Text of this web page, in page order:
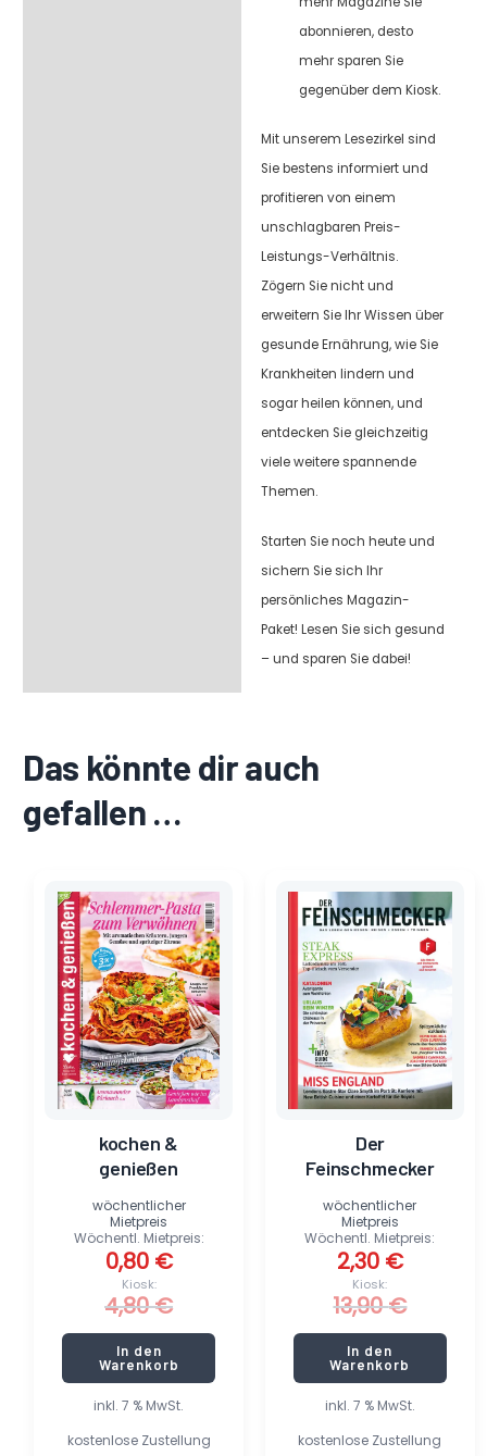
abonnieren, desto
mehr sparen Sie
gegenüber dem Kiosk.
Mit unserem Lesezirkel sind
Sie bestens informiert und
profitieren von einem
unschlagbaren Preis-
Leistungs-Verhältnis.
Zögern Sie nicht und
erweitern Sie Ihr Wissen über
gesunde Ernährung, wie Sie
Krankheiten lindern und
sogar heilen können, und
entdecken Sie gleichzeitig
viele weitere spannende
Themen.
Starten Sie noch heute und
sichern Sie sich Ihr
persönliches Magazin-
Paket! Lesen Sie sich gesund
– und sparen Sie dabei!
Das könnte dir auch
gefallen …
inkl. 7 % MwSt.
kostenlose Zustellung
kochen &
genießen
Kiosk:
4,80€
Preis
war:
4,80 €
Wöchentl. Mietpreis:
0,80 €
Preis
ist:
0,80 €.
wöchentlicher
Mietpreis
In den
Warenkorb
inkl. 7 % MwSt.
kostenlose Zustellung
Der
Feinschmecker
Kiosk:
13,90€
Preis
war:
13,90 €
Wöchentl. Mietpreis:
2,30 €
Preis
ist:
2,30 €.
wöchentlicher
Mietpreis
In den
Warenkorb